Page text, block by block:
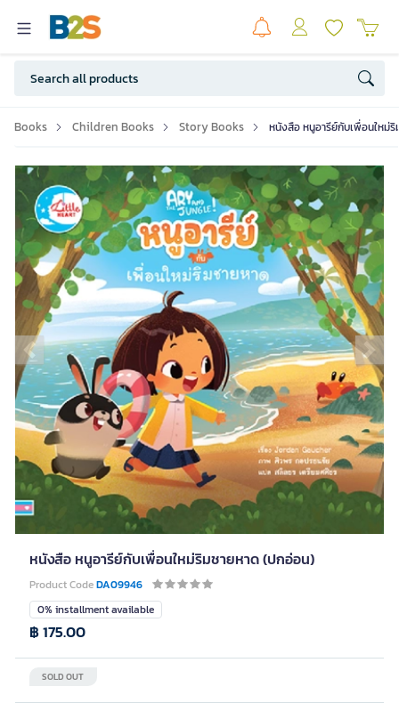
Books Children Books Story Books หนังสือ หนูอารีย์กับเพื่อนใหม่
Previous slide
หนังสือ หนูอารีย์กับเพื่อนใหม่ริมชายหาด (ปกอ่อน)
Product CodeDA09946
0% installment available
SOLD OUT
฿ 175.00